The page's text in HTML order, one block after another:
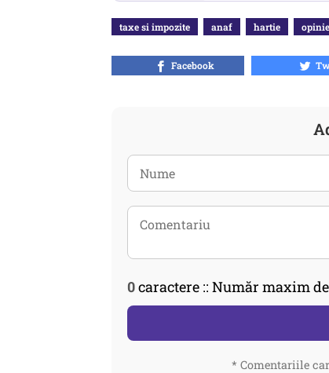
taxe si impozite anaf hartie opinie
Facebook
0caractere :: Număr maxim
* Comentariile